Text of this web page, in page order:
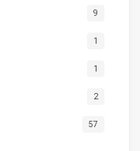
9
1
1
2
57